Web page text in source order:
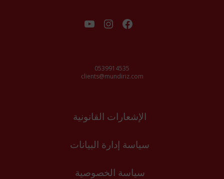
فيسبوكإنستجرام
يوتيوب
0539914535
clients@mundiriz.com
الإشعارات القانونية
سياسة إدارة البيانات
سياسة الخصوصية